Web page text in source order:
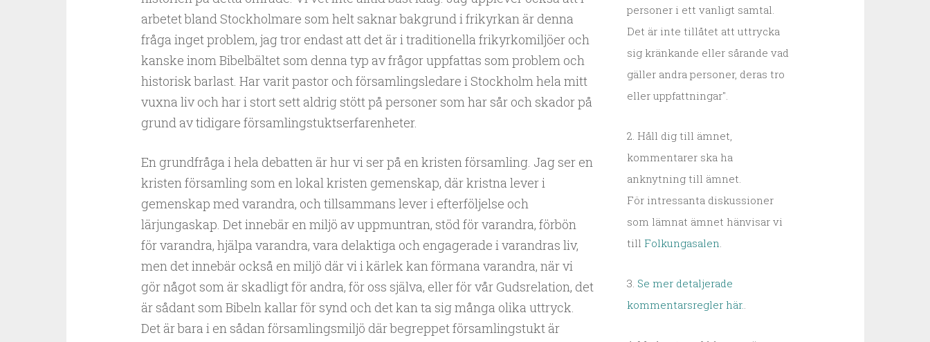
arbetet bland Stockholmare som helt saknar bakgrund i frikyrkan är denna
fråga inget problem, jag tror endast att det är i traditionella frikyrkomiljöer och
kanske inom Bibelbältet som denna typ av frågor uppfattas som problem och
historisk barlast. Har varit pastor och församlingsledare i Stockholm hela mitt
vuxna liv och har i stort sett aldrig stött på personer som har sår och skador på
grund av tidigare församlingstuktserfarenheter.
En grundfråga i hela debatten är hur vi ser på en kristen församling. Jag ser en
kristen församling som en lokal kristen gemenskap, där kristna lever i
gemenskap med varandra, och tillsammans lever i efterföljelse och
lärjungaskap. Det innebär en miljö av uppmuntran, stöd för varandra, förbön
för varandra, hjälpa varandra, vara delaktiga och engagerade i varandras liv,
men det innebär också en miljö där vi i kärlek kan förmana varandra, när vi
gör något som är skadligt för andra, för oss själva, eller för vår Gudsrelation, det
är sådant som Bibeln kallar för synd och det kan ta sig många olika uttryck.
Det är bara i en sådan församlingsmiljö där begreppet församlingstukt är
personer i ett vanligt samtal.
Det är inte tillåtet att uttrycka
sig kränkande eller sårande vad
gäller andra personer, deras tro
eller uppfattningar".
2. Håll dig till ämnet,
kommentarer ska ha
anknytning till ämnet.
För intressanta diskussioner
som lämnat ämnet hänvisar vi
till Folkungasalen.
3. Se mer detaljerade
kommentarsregler här..